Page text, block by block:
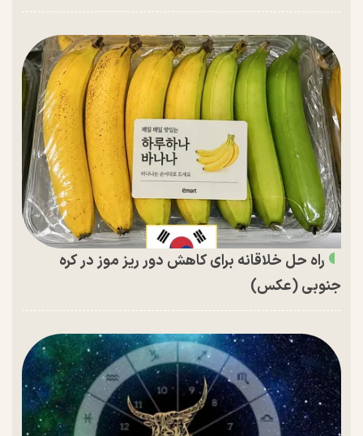
راه حل خلاقانه برای کاهش دور ریز موز در کره
جنوبی (عکس)